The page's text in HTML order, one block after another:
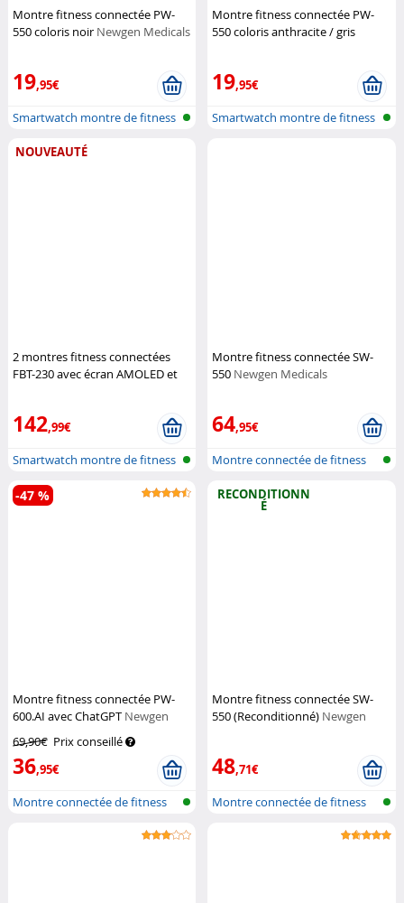
Montre fitness connectée PW-
550 coloris noir Newgen Medicals
19,95€
Smartwatch montre de fitness
Montre fitness connectée PW-
550 coloris anthracite / gris
19,95€
Smartwatch montre de fitness
NOUVEAUTÉ
2 montres fitness connectées
FBT-230 avec écran AMOLED et
142,99€
Smartwatch montre de fitness
avec f...
Montre fitness connectée SW-
550 Newgen Medicals
64,95€
Montre connectée de fitness
Montre fitness connectée PW-
600.AI avec ChatGPT Newgen
69,90€ Prix conseillé
36,95€
-47 %
Montre connectée de fitness
RECONDITIONN
É
Montre fitness connectée SW-
550 (Reconditionné) Newgen
48,71€
Montre connectée de fitness